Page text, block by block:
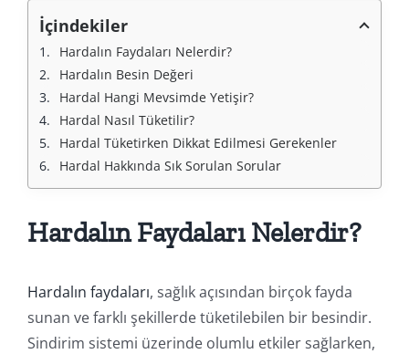
İçindekiler
Hardalın Faydaları Nelerdir?
Hardalın Besin Değeri
Hardal Hangi Mevsimde Yetişir?
Hardal Nasıl Tüketilir?
Hardal Tüketirken Dikkat Edilmesi Gerekenler
Hardal Hakkında Sık Sorulan Sorular
Hardalın Faydaları Nelerdir?
Hardalın faydaları, sağlık açısından birçok fayda
sunan ve farklı şekillerde tüketilebilen bir besindir.
Sindirim sistemi üzerinde olumlu etkiler sağlarken,